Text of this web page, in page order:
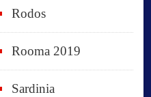
Rodos
Rooma 2019
Sardinia